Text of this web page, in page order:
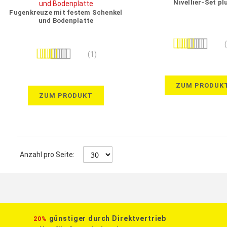
Fugenkreuze mit festem Schenkel
und Bodenplatte
Bewertung: (1)
ZUM PRODUKT
Nivellier-Set
Bewertung:
ZUM
Anzahl pro Seite:
20% günstiger durch Direktvertrieb